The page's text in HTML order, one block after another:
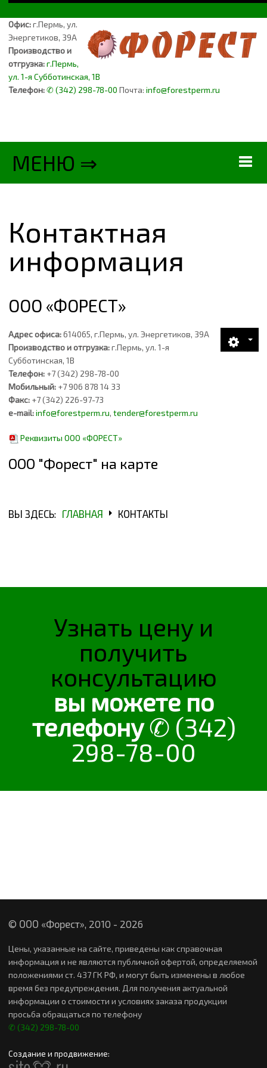
Офис:г.Пермь, ул.
Энергетиков, 39А
Производство и
отгрузка:г.Пермь,
ул. 1-я Субботинская, 1В
Телефон:✆ (342) 298-78-00 Почта: info@forestperm.ru
МЕНЮ ⇒
ПРОДУКЦИЯ
ПОДДОНЫ
ПИЛОМАТЕРИАЛ ЕСТЕСТВЕННОЙ ВЛАЖНОСТИ
ПИЛОМАТЕРИАЛ КАМЕРНОЙ СУШКИ
ПАГОНАЖНЫЕ ИЗДЕЛИЯ
БРУСОК ЕСТЕСТВЕННОЙ ВЛАЖНОСТИ
БРУСОК СУХОЙ СТРОГАННЫЙ (ЕЛЬ, СОСНА)
ПРОИЗВОДСТВО ТАРЫ
Контактная
информация
ООО «ФОРЕСТ»
Адрес офиса:614065, г.Пермь, ул. Энергетиков, 39А
Производство и отгрузка:г.Пермь, ул. 1-я
Субботинская, 1В
Телефон: +7 (342) 298-78-00
Мобильный: +7 906 878 14 33
Факс: +7 (342) 226-97-73
e-mail:info@forestperm.ru, tender@forestperm.ru
Реквизиты ООО «ФОРЕСТ»
ООО "Форест" на карте
ВЫ ЗДЕСЬ: ГЛАВНАЯ КОНТАКТЫ
Узнать цену и
получить
консультацию
вы можете по
телефону✆ (342)
298-78-00
© ООО «Форест», 2010 - 2026
Цены, указанные на сайте, приведены как справочная
информация и не являются публичной офертой, определяемой
положениями ст. 437 ГК РФ, и могут быть изменены в любое
время без предупреждения. Для получения актуальной
информации о стоимости и условиях заказа продукции
просьба обращаться по телефону
✆ (342) 298-78-00
Создание и продвижение: